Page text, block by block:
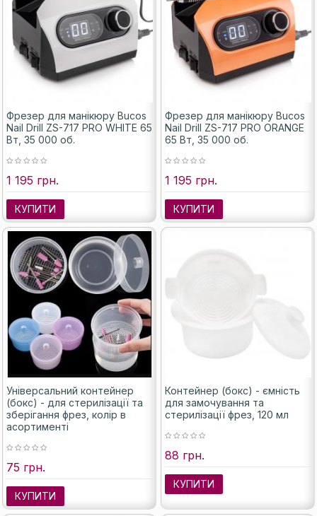
Фрезер для манікюру Bucos
Nail Drill ZS-717 PRO WHITE 65
Вт, 35 000 об.
1 195 грн.
КУПИТИ
Фрезер для манікюру Bucos
Nail Drill ZS-717 PRO ORANGE
65 Вт, 35 000 об.
1 195 грн.
КУПИТИ
Універсальний контейнер
(бокс) - для стерилізації та
зберігання фрез, колір в
асортименті
75 грн.
КУПИТИ
Контейнер (бокс) - ємність
для замочування та
стерилізації фрез, 120 мл
88 грн.
КУПИТИ